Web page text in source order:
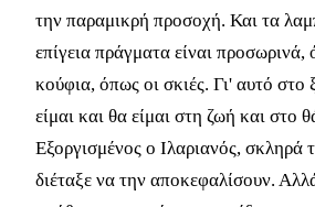
την παραμικρή προσοχή. Και τα
επίγεια πράγματα είναι
κούφια, όπως οι σκιές. Γι' αυτό στο
είμαι και θα είμαι στη ζωή και στο
Εξοργισμένος ο Ιλαριανός, σκληρά
διέταξε να την αποκεφαλίσουν.